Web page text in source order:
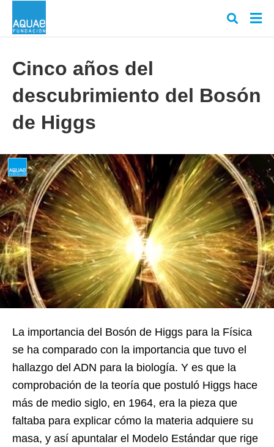
tu
Cinco años del
descubrimiento del Bosón
de Higgs
La importancia del Bosón de Higgs para la Física
se ha comparado con la importancia que tuvo el
hallazgo del ADN para la biología. Y es que la
comprobación de la teoría que postuló Higgs hace
más de medio siglo, en 1964, era la pieza que
faltaba para explicar cómo la materia adquiere su
masa, y así apuntalar el Modelo Estándar que rige